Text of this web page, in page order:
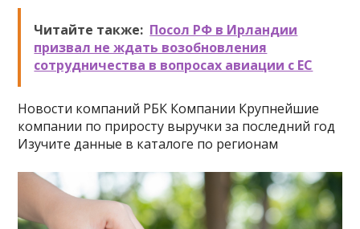
Читайте также: Посол РФ в Ирландии
призвал не ждать возобновления
сотрудничества в вопросах авиации с ЕС
Новости компаний РБК Компании Крупнейшие
компании по приросту выручки за последний год
Изучите данные в каталоге по регионам